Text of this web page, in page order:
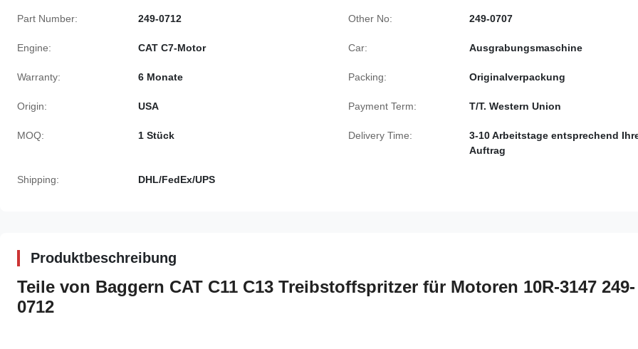
Part Number: 249-0712 Other No: 249-0707
Engine: CAT C7-Motor Car: Ausgrabungsmaschine
Warranty: 6 Monate Packing: Originalverpackung
Origin: USA Payment Term: T/T. Western Union
MOQ: 1 Stück Delivery Time:
3-10 Arbeitstage entsprechend
Auftrag
Shipping: DHL/FedEx/UPS
Produktbeschreibung
Teile von Baggern CAT C11 C13 Treibstoffspritzer für Motoren 10R-3147 249-
0712